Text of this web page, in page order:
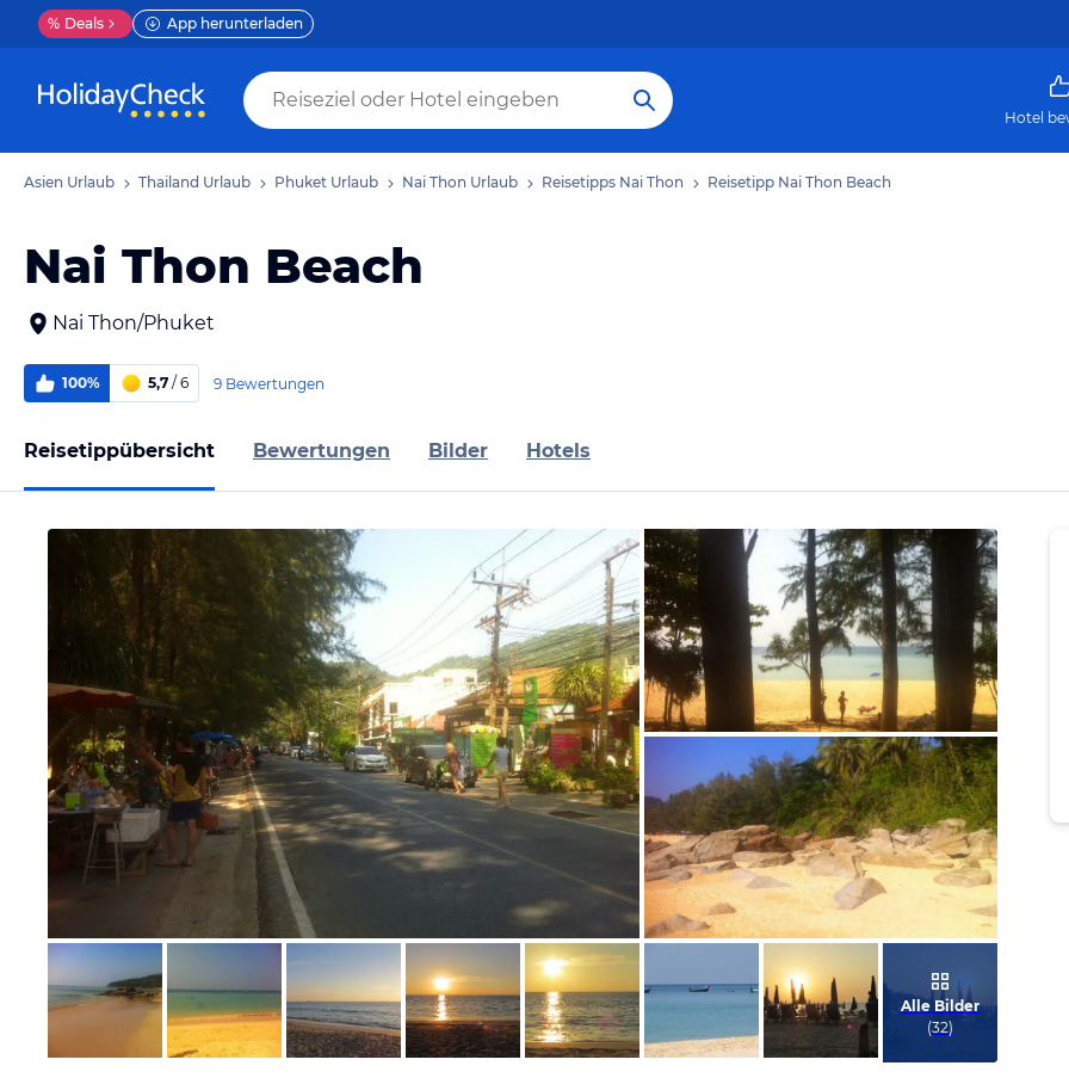
% Deals App herunterladen
Hotel
Asien Urlaub Thailand Urlaub Phuket Urlaub Nai Thon Urlaub Reisetipps Nai Thon Reisetipp Nai Thon Beach
Nai Thon Beach
Nai Thon/Phuket
100% 5,7 / 6 9 Bewertungen
Reisetippübersicht Bewertungen Bilder Hotels
Bild melden
von Silvia
Bild melden
von Silvia
Bild melden
von Silvia
Alle Bilder
(32)